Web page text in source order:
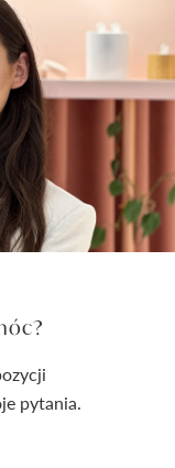
pytania.